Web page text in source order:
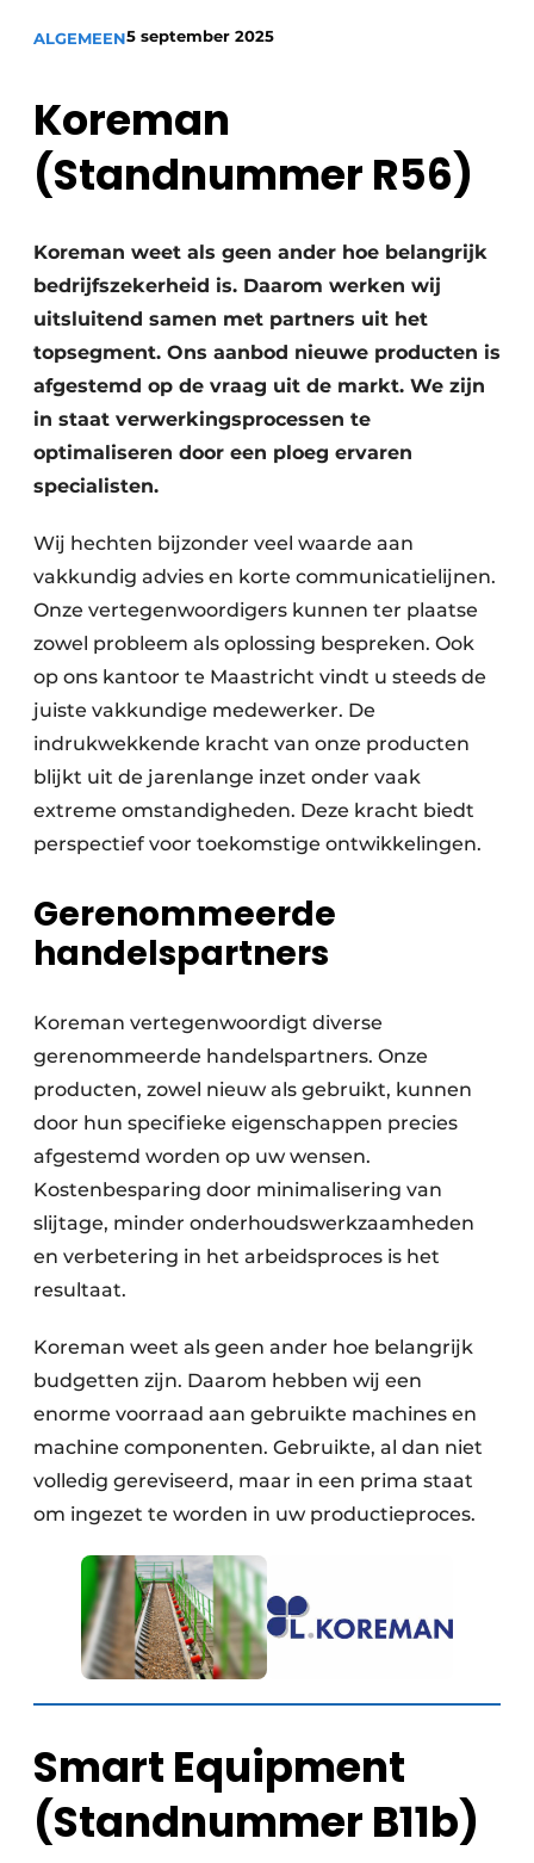
Vacature aanmelden
Video’s
ALGEMEEN5 september 2025
Koreman
(Standnummer R56)
Koreman weet als geen ander hoe belangrijk
bedrijfszekerheid is. Daarom werken wij
uitsluitend samen met partners uit het
topsegment. Ons aanbod nieuwe producten is
afgestemd op de vraag uit de markt. We zijn
in staat verwerkingsprocessen te
optimaliseren door een ploeg ervaren
specialisten.
Wij hechten bijzonder veel waarde aan
vakkundig advies en korte communicatielijnen.
Onze vertegenwoordigers kunnen ter plaatse
zowel probleem als oplossing bespreken. Ook
op ons kantoor te Maastricht vindt u steeds de
juiste vakkundige medewerker. De
indrukwekkende kracht van onze producten
blijkt uit de jarenlange inzet onder vaak
extreme omstandigheden. Deze kracht biedt
perspectief voor toekomstige ontwikkelingen.
Gerenommeerde
handelspartners
Koreman vertegenwoordigt diverse
gerenommeerde handelspartners. Onze
producten, zowel nieuw als gebruikt, kunnen
door hun specifieke eigenschappen precies
afgestemd worden op uw wensen.
Kostenbesparing door minimalisering van
slijtage, minder onderhoudswerkzaamheden
en verbetering in het arbeidsproces is het
resultaat.
Koreman weet als geen ander hoe belangrijk
budgetten zijn. Daarom hebben wij een
enorme voorraad aan gebruikte machines en
machine componenten. Gebruikte, al dan niet
volledig gereviseerd, maar in een prima staat
om ingezet te worden in uw productieproces.
Smart Equipment
(Standnummer B11b)